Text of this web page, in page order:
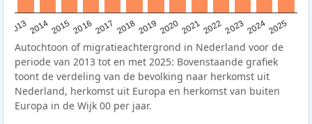
20132014201520162017 20182019 202020212022202320242025
Autochtoon of migratieachtergrond in Nederland voor de
periode van 2013 tot en met 2025: Bovenstaande grafiek
toont de verdeling van de bevolking naar herkomst uit
Nederland, herkomst uit Europa en herkomst van buiten
Europa in de Wijk 00 per jaar.